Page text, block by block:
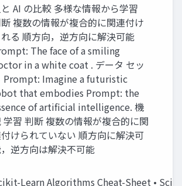
AI の⽐較 多様な情報から学習
複数の情報が複合的に関連付け
る 順⽅向，逆⽅向に解決可能
The face of a smiling
in a white coat . データ セッ
Prompt: Imagine a futuristic
that embodies Prompt: the
of artificial intelligence. 機
学習 判断 複数の情報が複合的に関
けられていない 順⽅向に解決可
逆⽅向は解決不可能
Learn Algorithms Cheat-Sheet •